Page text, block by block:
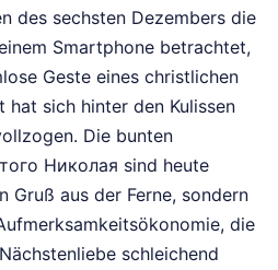
des sechsten Dezembers die
Smartphone betrachtet,
Geste eines christlichen
hat sich hinter den Kulissen
Die bunten
Николая sind heute
Gruß aus der Ferne, sondern
die
schleichend